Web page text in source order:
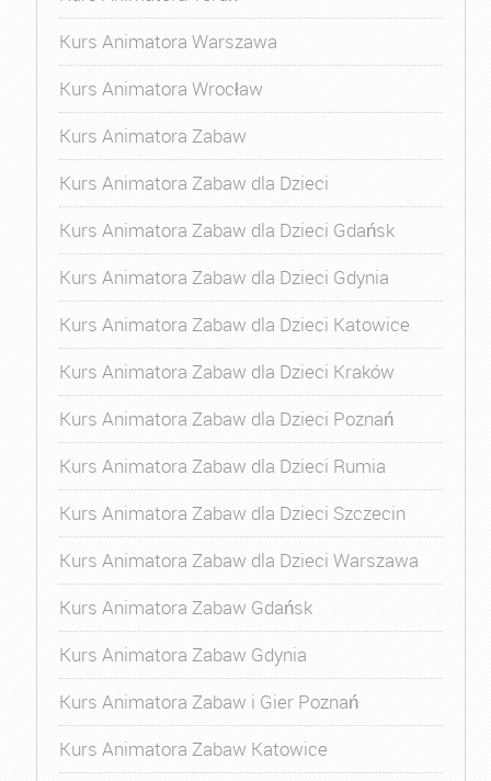
Kurs Animatora Warszawa
Kurs Animatora Wrocław
Kurs Animatora Zabaw
Kurs Animatora Zabaw dla Dzieci
Kurs Animatora Zabaw dla Dzieci Gdańsk
Kurs Animatora Zabaw dla Dzieci Gdynia
Kurs Animatora Zabaw dla Dzieci Katowice
Kurs Animatora Zabaw dla Dzieci Kraków
Kurs Animatora Zabaw dla Dzieci Poznań
Kurs Animatora Zabaw dla Dzieci Rumia
Kurs Animatora Zabaw dla Dzieci Szczecin
Kurs Animatora Zabaw dla Dzieci Warszawa
Kurs Animatora Zabaw Gdańsk
Kurs Animatora Zabaw Gdynia
Kurs Animatora Zabaw i Gier Poznań
Kurs Animatora Zabaw Katowice